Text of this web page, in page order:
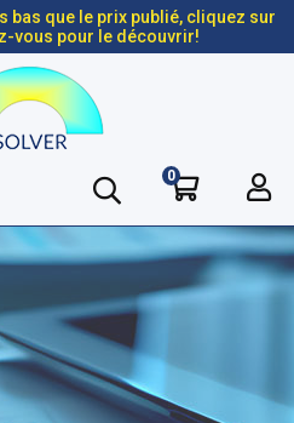
bas que le prix publié, cliquez sur
vous pour le découvrir!
0